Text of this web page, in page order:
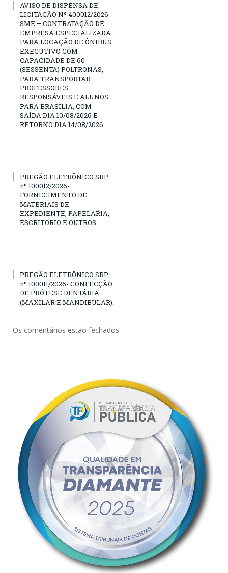
AVISO DE DISPENSA DE
LICITAÇÃO Nº 400012/2026-
SME – CONTRATAÇÃO DE
EMPRESA ESPECIALIZADA
PARA LOCAÇÃO DE ÔNIBUS
EXECUTIVO COM
CAPACIDADE DE 60
(SESSENTA) POLTRONAS,
PARA TRANSPORTAR
PROFESSORES
RESPONSÁVEIS E ALUNOS
PARA BRASÍLIA, COM
SAÍDA DIA 10/08/2026 E
RETORNO DIA 14/08/2026
PREGÃO ELETRÔNICO SRP
nº 100012/2026-
FORNECIMENTO DE
MATERIAIS DE
EXPEDIENTE, PAPELARIA,
ESCRITÓRIO E OUTROS
PREGÃO ELETRÔNICO SRP
nº 100011/2026- CONFECÇÃO
DE PRÓTESE DENTÁRIA
(MAXILAR E MANDIBULAR).
Os comentários estão fechados.